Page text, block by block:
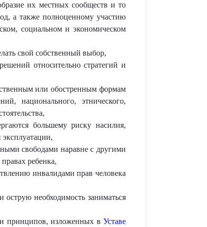
их местных сообществ и то
а также полноценному участию
социальном и экономическом
свой собственный выбор,
относительно стратегий и
или обостренным формам
национального, этнического,
большему риску насилия,
свободами наравне с другими
правах ребенка,
инвалидами прав человека
необходимость заниматься
и принципов, изложенных вУставе